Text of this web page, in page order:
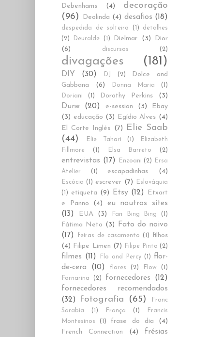
Debenhams (4)
decoração
(96)
Deolinda (4) desafios (18)
despedida de solteiro (1)
detalhes
(2)
Deuralde (1) Dielmar (3)
Dior
(6)
discursos (2)
divagações (181)
DIY (30) DJ (2)
Dolce and
Gabbana
(6) Donna Maria
(1)
Doriani
(1) Dorothy Perkins (3)
Dune (20) e-session (3)
Ebay
(3) educação (3) Egídio Alves (4)
El Corte Inglés (7)
Elie Saab
(44)
Elie Tahari (1)
Elizabeth
Fillmore
(1) Elsa Barreto (2)
entrevistas (17) Enzoani (2)
Ersa
Atelier
(1) escapadinhas (4)
Escócia (1) escrever (7)
Eslováquia
(1)
etiqueta (9) Etsy (12)
Etxart
e Panno
(4)
eu noutros sites
(13)
EUA (3) Fan Bing Bing (1)
Fátima Neto (3)
Fato do noivo
(17)
feiras de casamento (1)
filhos
(4) Filipe Limen (7) Filipe Pinto (2)
filmes (11) Flo and Percy (1)
flor-
de-cera
(10) flores (2) Flow
(1)
Fornarina
(2) fornecedores
(12)
fornecedores recomendados
(32)
fotografia (65)
Franc
Sarabia
(1) França (1)
Francis
Montesinos
(1) frase do dia
(4)
French Connection
(4) frésias